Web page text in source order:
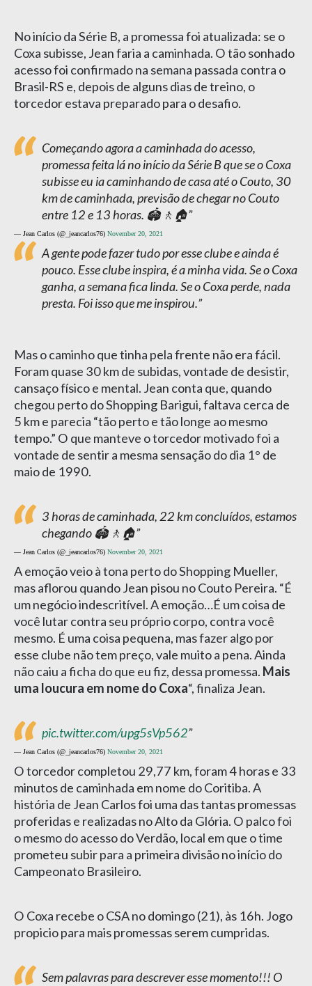
No início da Série B, a promessa foi atualizada: se o
Coxa subisse, Jean faria a caminhada. O tão sonhado
acesso foi confirmado na semana passada contra o
Brasil-RS e, depois de alguns dias de treino, o
torcedor estava preparado para o desafio.
Começando agora a caminhada do acesso,
promessa feita lá no início da Série B que se o Coxa
subisse eu ia caminhando de casa até o Couto, 30
km de caminhada, previsão de chegar no Couto
entre 12 e 13 horas. 🏟️🚶🏠
— Jean Carlos (@_jeancarlos76) November 20, 2021
A gente pode fazer tudo por esse clube e ainda é
pouco. Esse clube inspira, é a minha vida. Se o Coxa
ganha, a semana fica linda. Se o Coxa perde, nada
presta. Foi isso que me inspirou.
Mas o caminho que tinha pela frente não era fácil.
Foram quase 30 km de subidas, vontade de desistir,
cansaço físico e mental. Jean conta que, quando
chegou perto do Shopping Barigui, faltava cerca de
5 km e parecia “tão perto e tão longe ao mesmo
tempo.” O que manteve o torcedor motivado foi a
vontade de sentir a mesma sensação do dia 1° de
maio de 1990.
3 horas de caminhada, 22 km concluídos, estamos
chegando 🏟️🚶🏠
— Jean Carlos (@_jeancarlos76) November 20, 2021
A emoção veio à tona perto do Shopping Mueller,
mas aflorou quando Jean pisou no Couto Pereira. “É
um negócio indescritível. A emoção…É um coisa de
você lutar contra seu próprio corpo, contra você
mesmo. É uma coisa pequena, mas fazer algo por
esse clube não tem preço, vale muito a pena. Ainda
não caiu a ficha do que eu fiz, dessa promessa. Mais
uma loucura em nome do Coxa“, finaliza Jean.
pic.twitter.com/upg5sVp562
— Jean Carlos (@_jeancarlos76) November 20, 2021
O torcedor completou 29,77 km, foram 4 horas e 33
minutos de caminhada em nome do Coritiba. A
história de Jean Carlos foi uma das tantas promessas
proferidas e realizadas no Alto da Glória. O palco foi
o mesmo do acesso do Verdão, local em que o time
prometeu subir para a primeira divisão no início do
Campeonato Brasileiro.
O Coxa recebe o CSA no domingo (21), às 16h. Jogo
propicio para mais promessas serem cumpridas.
Sem palavras para descrever esse momento!!! O